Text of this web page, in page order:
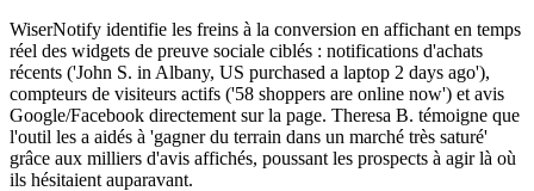
WiserNotify identifie les freins à la conversion en affichant en temps
réel des widgets de preuve sociale ciblés : notifications d'achats
récents ('John S. in Albany, US purchased a laptop 2 days ago'),
compteurs de visiteurs actifs ('58 shoppers are online now') et avis
Google/Facebook directement sur la page. Theresa B. témoigne que
l'outil les a aidés à 'gagner du terrain dans un marché très saturé'
grâce aux milliers d'avis affichés, poussant les prospects à agir là où
ils hésitaient auparavant.